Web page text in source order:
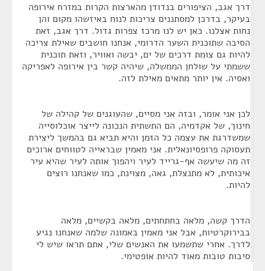
דרך אגב, הציפורים בנדודן מהארצות הקרות במזרח אירופה
בעיקר, בדרכן למסתננים צריכות לנוח באיזשהו מקום והן
נחות אצלנו. כאן יש לנו מרכז צפרות גדול. דרך אגב, זאת
הסיבה שתוכנית השער הדרומי, אנחנו חושבים שאילת צריכה
להיות גם צומת דרכים של ים, יבשה ואוויר, וזאת תוכנית
ששמתי על שולחן הממשלה, שיהיה קשר בין אירופה לאפריקה
ואסיה. אין יותר מתאים מאילת לזה.
לכן אני אומר, ובזה אני מסיים, שהעוגנים של קהילה של
חינוך, של אקדמיה, הם התשתית הנכונה לייצר אוכלוסייה
שמשדרגת את עצמה כל הזמן והיא תביא גם בהמשך ליצירת
תעסוקה פרופסיונאלית. אני מאמין שבראייה לטווחים ארוכים
זה מה שיעשה אף-גרייד לעיר ויהפוך אותה לעיר שהיא עיר
איכותית, לא מתנצלת, גאה, מצוינת, כמו שאנחנו רוצים
להיות.
הדרך קשה, מלאה בחתחתים, מלאה בקשיים, מלאה
בבירוקרטיות, אבל אני מאמין באמונה שלמה שאנחנו נגיע
לדרך. אחרי שתשמעו את האנשים שלי, אתם תראו שיש לי
סיבות טובות מאוד להיות אופטימי.